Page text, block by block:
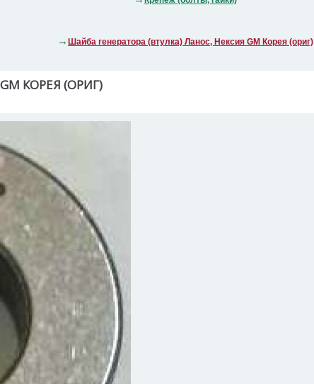
Шайба генератора (втулка) Ланос, Нексия GM Корея (ориг)
КОРЕЯ (ОРИГ)